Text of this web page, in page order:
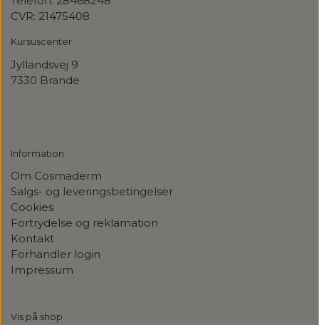
CVR: 21475408
Kursuscenter
Jyllandsvej 9
7330 Brande
Information
Om Cosmaderm
Salgs- og leveringsbetingelser
Cookies
Fortrydelse og reklamation
Kontakt
Forhandler login
Impressum
Vis på shop